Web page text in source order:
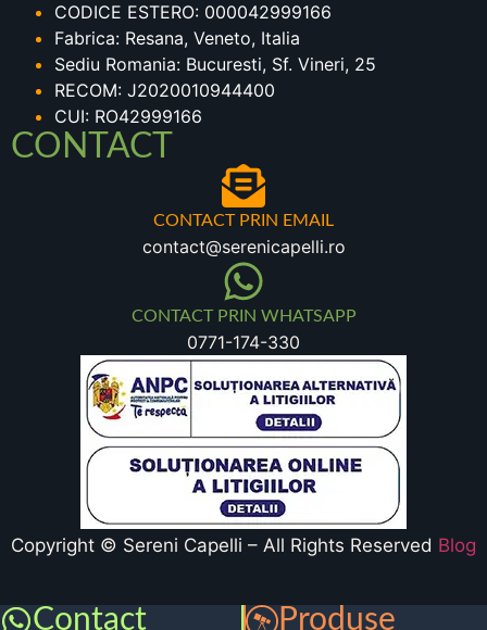
CODICE ESTERO: 000042999166
Fabrica: Resana, Veneto, Italia
Sediu Romania: Bucuresti, Sf. Vineri, 25
RECOM: J2020010944400
CUI: RO42999166
CONTACT
CONTACT PRIN EMAIL
contact@serenicapelli.ro
CONTACT PRIN WHATSAPP
0771-174-330
Copyright © Sereni Capelli – All Rights Reserved Blog
Contact Produse